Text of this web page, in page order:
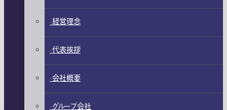
経営理念
代表挨拶
会社概要
グループ会社